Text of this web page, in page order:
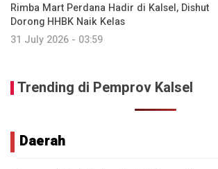
Rimba Mart Perdana Hadir di Kalsel, Dishut
Dorong HHBK Naik Kelas
31 July 2026 - 03:59
Trending di Pemprov Kalsel
Daerah